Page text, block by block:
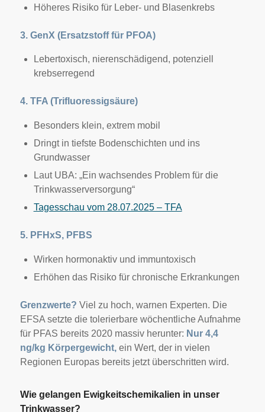
Höheres Risiko für Leber- und Blasenkrebs
3. GenX (Ersatzstoff für PFOA)
Lebertoxisch, nierenschädigend, potenziell
krebserregend
4. TFA (Trifluoressigsäure)
Besonders klein, extrem mobil
Dringt in tiefste Bodenschichten und ins
Grundwasser
Laut UBA: „Ein wachsendes Problem für die
Trinkwasserversorgung“
Tagesschau vom 28.07.2025 – TFA
5. PFHxS, PFBS
Wirken hormonaktiv und immuntoxisch
Erhöhen das Risiko für chronische Erkrankungen
Grenzwerte? Viel zu hoch, warnen Experten. Die
EFSA setzte die tolerierbare wöchentliche Aufnahme
für PFAS bereits 2020 massiv herunter: Nur 4,4
ng/kg Körpergewicht, ein Wert, der in vielen
Regionen Europas bereits jetzt überschritten wird.
Wie gelangen Ewigkeitschemikalien in unser
Trinkwasser?